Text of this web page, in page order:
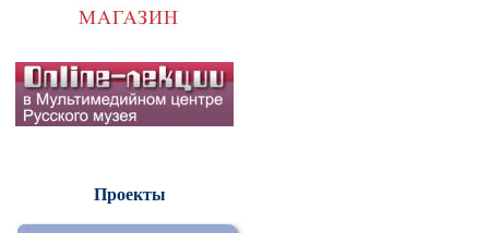
Проекты